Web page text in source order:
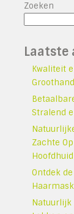
Zoeken
Laatste
Kwaliteit
Stralend
Zachte
Hoofdhuid
Ontdek
Natuurlijk